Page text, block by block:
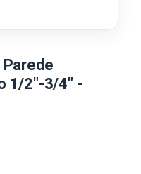
Parede
1/2"-3/4" -